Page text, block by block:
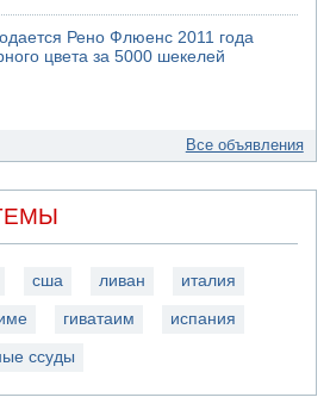
Рено Флюенс 2011 года
цвета за 5000 шекелей
Все объявления
сша ливан италия
гиватаим испания
ссуды